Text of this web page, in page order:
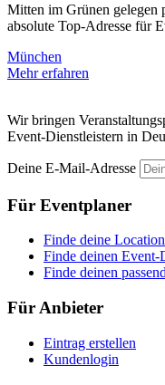
Mitten im Grünen gelegen
absolute Top-Adresse für
München
Mehr erfahren
Wir bringen
Event-Dienstleistern in
Deine E-Mail-Adresse
Für Eventplaner
Finde deine Location
Finde deinen Event-
Finde deinen
Für Anbieter
Eintrag erstellen
Kundenlogin